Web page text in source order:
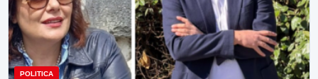
POLITICA